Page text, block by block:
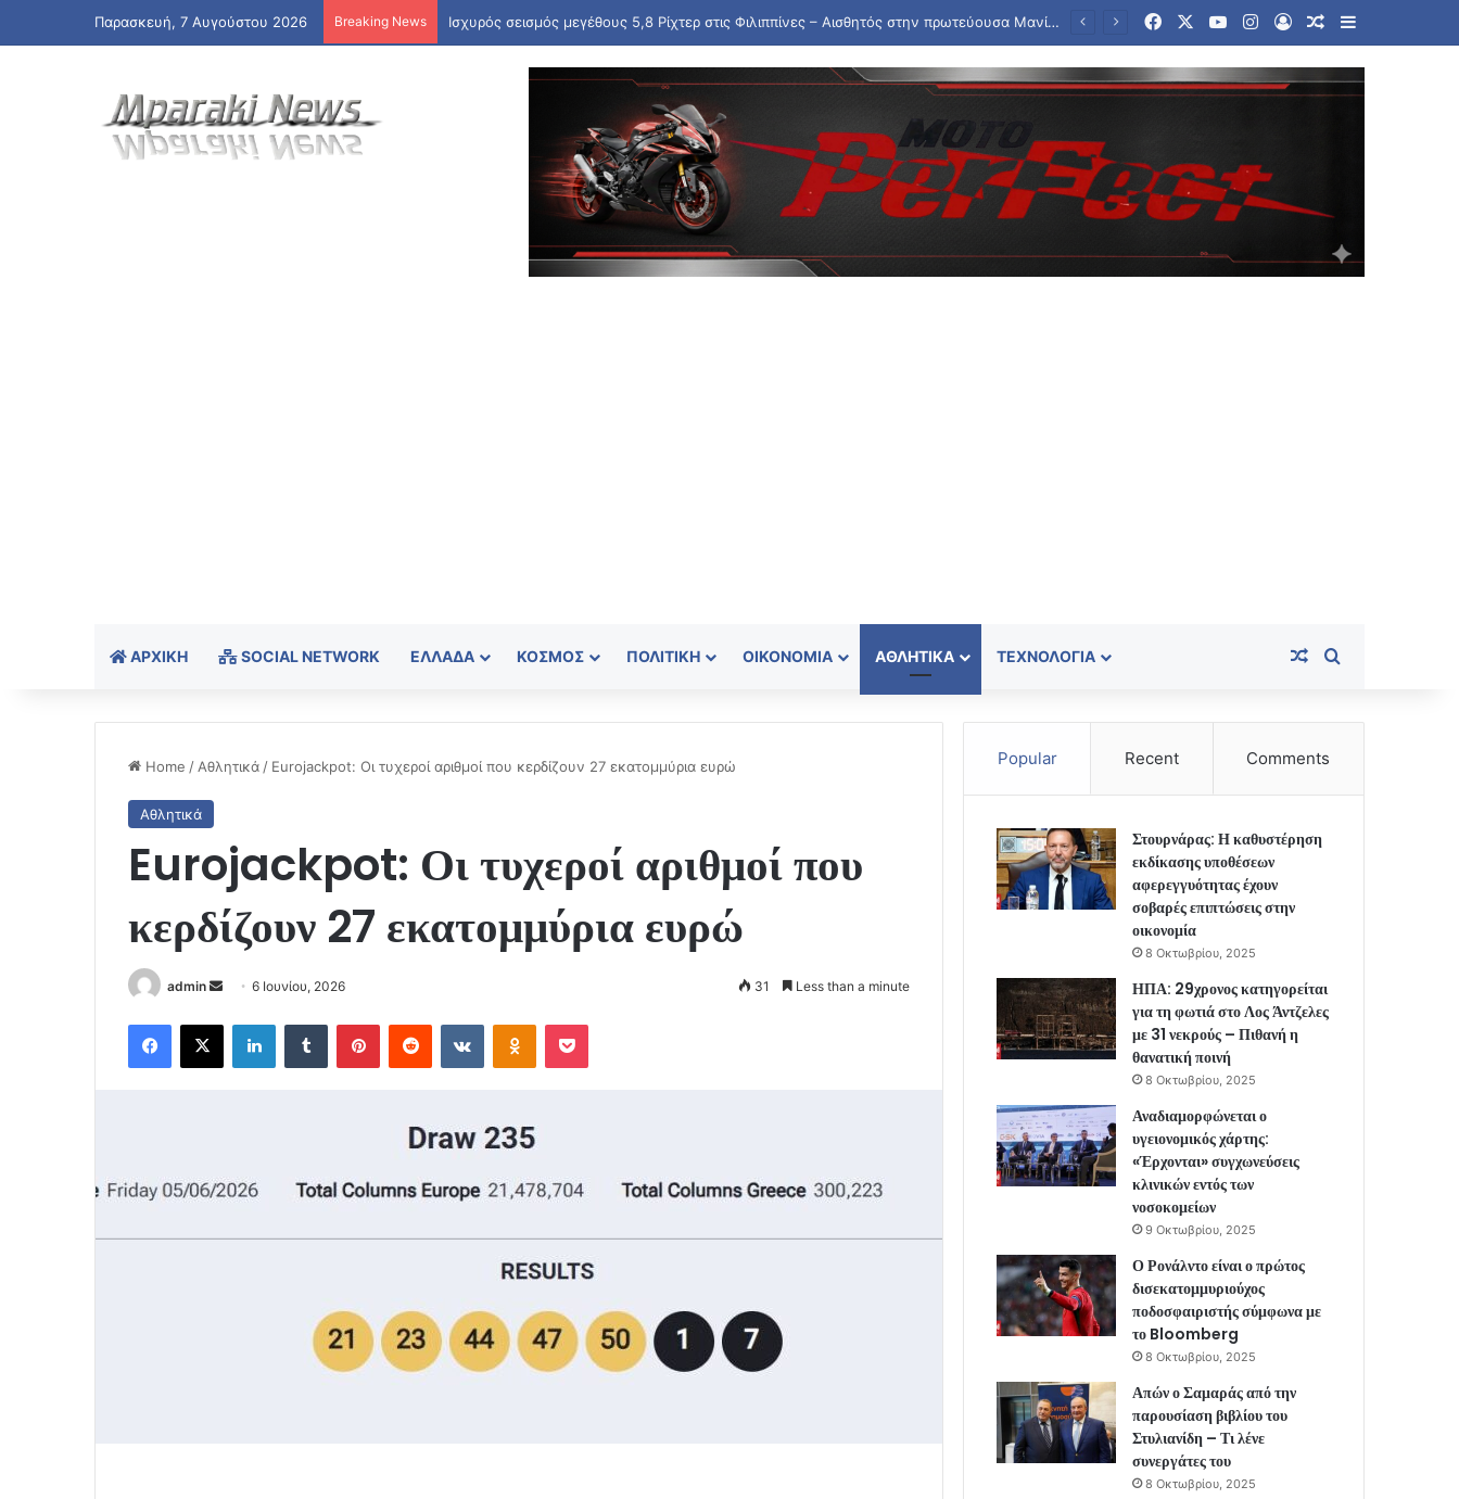
Παρασκευή, 7 Αυγούστου 2026 Breaking News Πότε πληρώνονται οι συντάξεις Σεπτεμβρίου – Ποιες οι ημερομηνίες καταβολής FacebookYouTubeInstagram
Log InRandom Article
Sidebar
ΑΡΧΙΚΉ SOCIAL NETWORK ΕΛΛΆΔΑ ΚΌΣΜΟΣ ΠΟΛΙΤΙΚΉ ΟΙΚΟΝΟΜΊΑ ΑΘΛΗΤΙΚΆ ΤΕΧΝΟΛΟΓΊΑ Random Article
Home / Αθλητικά / Eurojackpot: Οι τυχεροί αριθμοί που κερδίζουν 27 εκατομμύρια ευρώ
Αθλητικά
Eurojackpot: Οι τυχεροί αριθμοί που
κερδίζουν 27 εκατομμύρια ευρώ
admin
Send
email
6 Ιουνίου, 2026 31 Less than a minute
Facebook
X LinkedInTumblr PinterestReddit VKontakteOdnoklassniki
Pocket
Popular Recent Comments
Στουρνάρας: Η καθυστέρηση
εκδίκασης υποθέσεων
αφερεγγυότητας έχουν
σοβαρές επιπτώσεις στην
οικονομία
8 Οκτωβρίου, 2025
ΗΠΑ: 29χρονος κατηγορείται
για τη φωτιά στο Λος Άντζελες
με 31 νεκρούς – Πιθανή η
θανατική ποινή
8 Οκτωβρίου, 2025
Αναδιαμορφώνεται ο
υγειονομικός χάρτης:
«Έρχονται» συγχωνεύσεις
κλινικών εντός των
νοσοκομείων
9 Οκτωβρίου, 2025
Ο Ρονάλντο είναι ο πρώτος
δισεκατομμυριούχος
ποδοσφαιριστής σύμφωνα με
το Bloomberg
8 Οκτωβρίου, 2025
Απών ο Σαμαράς από την
παρουσίαση βιβλίου του
Στυλιανίδη – Τι λένε
συνεργάτες του
8 Οκτωβρίου, 2025